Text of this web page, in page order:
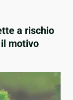
a rischio
motivo